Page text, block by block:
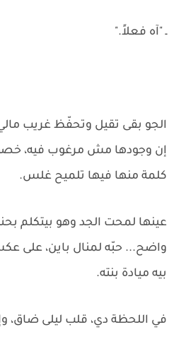
ـ "آه فعلاً."
الجو بقى تقيل وتحفّظ غريب
إن وجودها مش مرغوب فيه،
كلمة منها فيها تلميح غلس.
عينها لمحت الجد وهو بيتكلم
واضح... حبّه لمنال باين، على
بيه ميادة بنته.
في اللحظة دي، قلب ليلى ضاق،